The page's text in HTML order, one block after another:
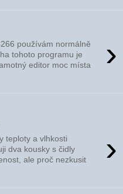
›
používám normálně
tohoto programu je
editor moc místa
›
teploty a vlhkosti
dva kousky s čidly
ale proč nezkusit